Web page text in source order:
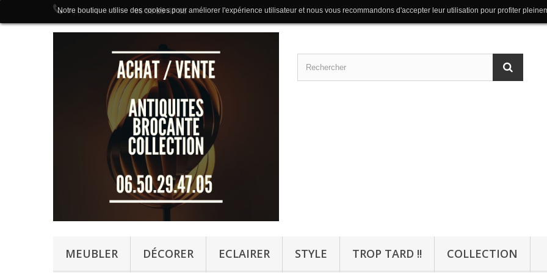
Appelez-nous au :06 50 29 47 05
MEUBLER DÉCORER ECLAIRER STYLE TROP TARD !! COLLECTION
Notre boutique utilise des cookies pour améliorer l'expérience utilisateur et nous vous recommandons d'accepter leur utilisation pour profiter